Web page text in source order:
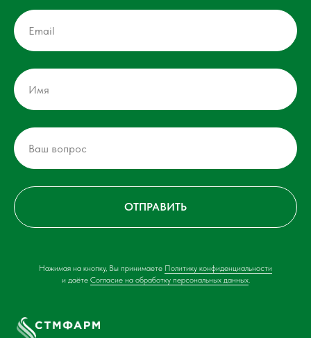
ОТПРАВИТЬ
Нажимая на кнопку, Вы принимаете Политику конфиденциальности
и даёте Согласие на обработку персональных данных.